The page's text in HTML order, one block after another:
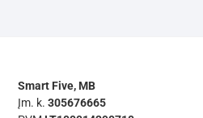
Smart Five, MB
Įm. k. 305676665